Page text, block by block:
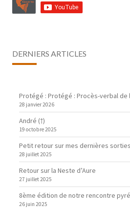
DERNIERS ARTICLES
Protégé : Protégé : Procès-verbal de
28 janvier 2026
André (†)
19 octobre 2025
Petit retour sur mes dernières sorties
28 juillet 2025
Retour sur la Neste d’Aure
27 juillet 2025
8ème édition de notre rencontre
26 juin 2025